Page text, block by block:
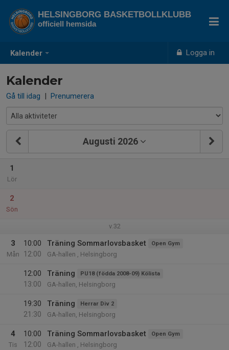
Kalender Logga in
HELSINGBORG BASKETBOLLKLUBB
officiell hemsida
Kalender
Gå till idag | Prenumerera
Augusti 2026
1
Lör
2
Sön
v.32
3
Mån
10:00
12:00
Träning Sommarlovsbasket Open Gym
GA-hallen , Helsingborg
12:00
13:00
Träning PU18 (födda 2008-09) Kölista
GA-hallen, Helsingborg
19:30
21:30
Träning Herrar Div 2
GA-hallen, Helsingborg
4
Tis
10:00
12:00
Träning Sommarlovsbasket Open Gym
GA-hallen , Helsingborg